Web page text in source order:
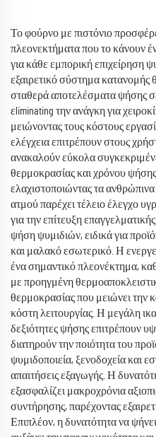
Το φούρνο με πιστόνιο
πλεονεκτήματα που το κάνουν
για κάθε εμπορική επιχείρηση
εξαιρετικό σύστημα κατανομής
σταθερά αποτελέσματα ψήσης
εliminating την ανάγκη για
μειώνοντας τους κόστους
ελέγχεια επιτρέπουν στους
ανακαλούν εύκολα
θερμοκρασίας και χρόνου
ελαχιστοποιώντας τα
ατμού παρέχει τέλειο έλεγχο
για την επίτευξη
ψήση ψυμιδιών, ειδικά για
και μαλακό εσωτερικό. Η
ένα σημαντικό πλεονέκτημα,
με προηγμένη
θερμοκρασίας που μειώνει την
κόστη λειτουργίας. Η μεγάλη
δεξιότητες ψήσης επιτρέπουν
διατηρούν την ποιότητα του
ψυμιδοποιεία, ξενοδοχεία και
απαιτήσεις εξαγωγής. Η
εξασφαλίζει μακροχρόνια
συντήρησης, παρέχοντας
Επιπλέον, η δυνατότητα να